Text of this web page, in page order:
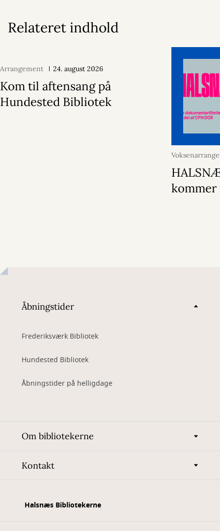
Relateret indhold
Arrangement 24. august 2026
Kom til aftensang på
Hundested Bibliotek
februar 2026
Åbningstider
Frederiksværk Bibliotek
Hundested Bibliotek
Åbningstider på helligdage
Om bibliotekerne
Kontakt
Halsnæs Bibliotekerne